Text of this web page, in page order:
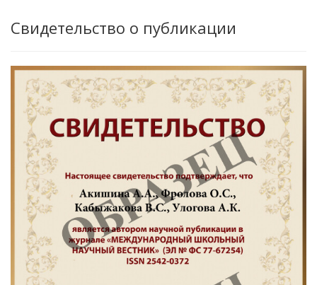
Свидетельство о публикации